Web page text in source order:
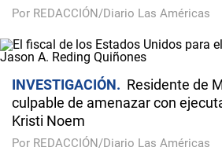
Por REDACCIÓN/Diario Las Américas
INVESTIGACIÓN
Residente de
culpable de amenazar con
Kristi Noem
Por REDACCIÓN/Diario Las Américas